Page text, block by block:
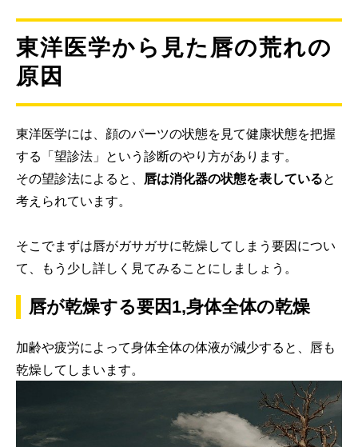
東洋医学から見た唇の荒れの
原因
東洋医学には、顔のパーツの状態を見て健康状態を把握
する「望診法」という診断のやり方があります。
その望診法によると、 唇は消化器の状態を表していると
考えられています。
そこでまずは唇がガサガサに乾燥してしまう要因につい
て、もう少し詳しく見てみることにしましょう。
唇が乾燥する要因1,身体全体の乾燥
加齢や疲労によって身体全体の体液が減少すると、唇も
乾燥してしまいます。